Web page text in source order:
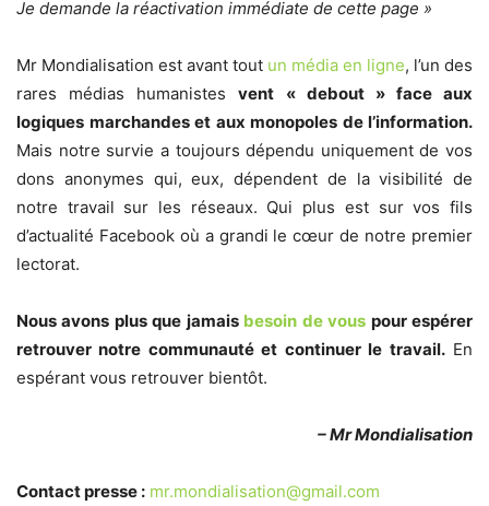
Je demande la réactivation immédiate de cette page »
Mr Mondialisation est avant tout un média en ligne, l’un des
rares médias humanistesvent « debout » face aux
logiques marchandes et aux monopoles de l’information.
Mais notre survie a toujours dépendu uniquement de vos
dons anonymes qui, eux, dépendent de la visibilité de
notre travail sur les réseaux. Qui plus est sur vos fils
d’actualité Facebook où a grandi le cœur de notre premier
lectorat.
Nous avons plus que jamais besoin de vous pour espérer
retrouver notre communauté et continuer le travail.En
espérant vous retrouver bientôt.
– Mr Mondialisation
Contact presse : mr.mondialisation@gmail.com